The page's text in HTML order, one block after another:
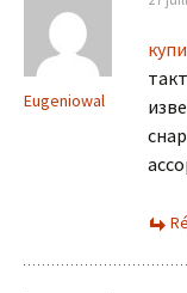
Eugeniowal